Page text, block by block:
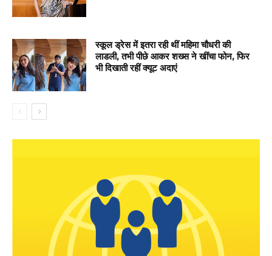
स्कूल ड्रेस में इतरा रही थीं महिमा चौधरी की
लाडली, तभी पीछे आकर शख्स ने खींचा फोन, फिर
भी दिखाती रहीं क्यूट अदाएं